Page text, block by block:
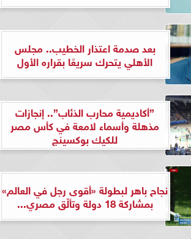
بعد صدمة اعتذار الخطيب.. مجلس
الأهلي يتحرك سريعًا بقراره الأول
”أكاديمية محارب الذئاب”.. إنجازات
مذهلة وأسماء لامعة في كأس مصر
للكيك بوكسينج
نجاح باهر لبطولة «أقوى رجل في العالم»
بمشاركة 18 دولة وتألّق مصري...